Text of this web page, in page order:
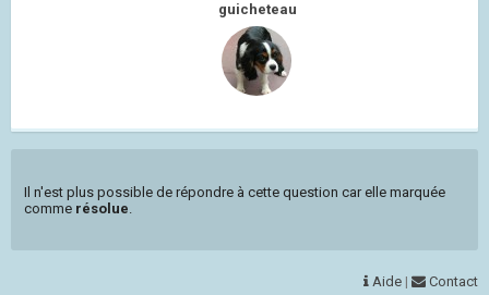
guicheteau
Il n'est plus possible de répondre à cette question car elle marquée
comme résolue
Aide | Contact